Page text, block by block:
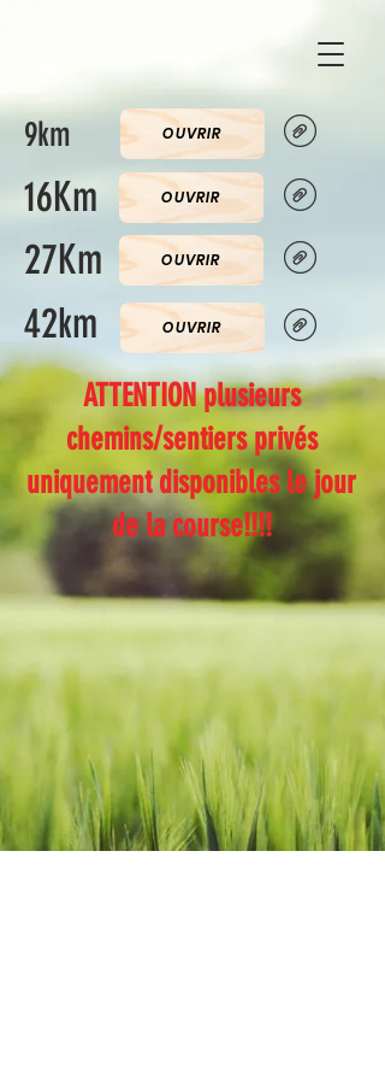
9km OUVRIR
16Km OUVRIR
27Km OUVRIR
42km OUVRIR
ATTENTION plusieurs
chemins/sentiers privés
uniquement disponibles le jour
de la course!!!!